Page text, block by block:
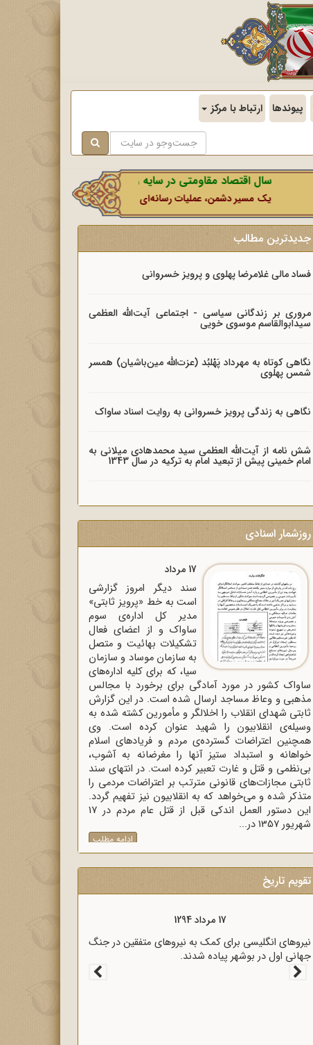
پیوندها ارتباط با مرکز
سال اقتصاد مقاومتی در سایه وحدت ملی و امنیت ملی.
یک مسیر دشمن، عملیات رسانه‌ای او است که در این ایام بطور خاص با
جدیدترین مطالب
فساد مالی غلامرضا پهلوی و پرویز خسروانی
مروری بر زندگانی سیاسی - اجتماعی آیت‌الله العظمی
سیدابوالقاسم موسوی خویی
نگاهی کوتاه به مهرداد پَهْلبُد (عزت‌الله مین‌باشیان) همسر
شمس پهلوی
نگاهی به زندگی پرویز خسروانی به روایت اسناد ساواک
شش نامه از آیت‌الله العظمی سید محمدهادی میلانی به
امام خمینی پیش از تبعید امام به ترکیه در سال 1343
روزشمار اسنادی
17 مرداد
سند دیگر امروز گزارشی
است به خط «پرویز ثابتی»
مدیر کل اداره‌ی سوم
ساواک و از اعضای فعال
تشکیلات بهائیت و متصل
به سازمان موساد و سازمان
سیا، که برای کلیه اداره‌های
ساواک‌ کشور در مورد آمادگی برای برخورد با مجالس
مذهبی و وعاظ مساجد ارسال شده است. در این گزارش
ثابتی شهدای انقلاب را اخلالگر و مأمورین کشته شده به
وسیله‌ی انقلابیون را شهید عنوان کرده است. وی
همچنین اعتراضات گسترده‌ی مردم و فریادهای اسلام
خواهانه و استبداد ستیز آنها را مغرضانه به آشوب،
بی‌نظمی و قتل و غارت تعبیر کرده است. در انتهای سند
ثابتی مجازات‌های قانونی مترتب بر اعتراضات مردمی را
متذکر شده و می‌خواهد که به انقلابیون نیز تفهیم گردد.
این دستور العمل اندکی قبل از قتل عام مردم در 17
شهریور 1357 در...
ادامه مطلب
تقویم تاریخ
17 مرداد 1298
قرارداد 1919 که عملاً ایران را مستعمره انگلستان می‌کرد،
به وسیله وثوق‌الدوله با انگلیسی‌ها امضا شد.